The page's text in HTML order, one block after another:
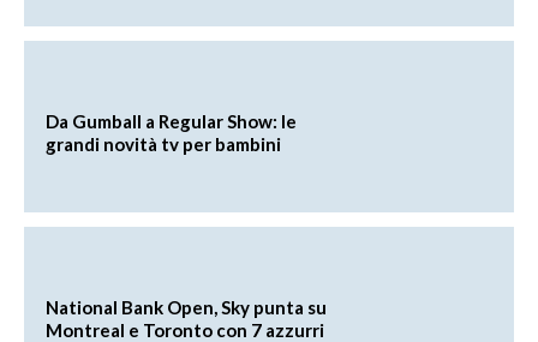
Da Gumball a Regular Show: le
grandi novità tv per bambini
National Bank Open, Sky punta su
Montreal e Toronto con 7 azzurri